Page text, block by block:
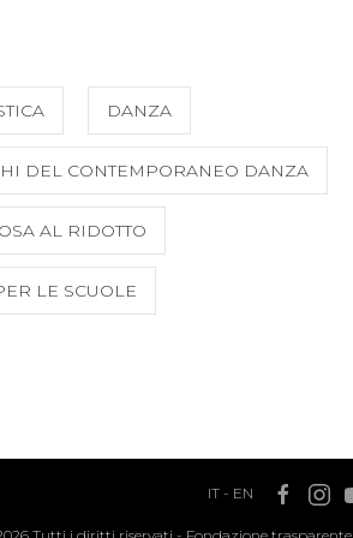
DANZA
DEL CONTEMPORANEO DANZA
AL RIDOTTO
LE SCUOLE
IT - EN